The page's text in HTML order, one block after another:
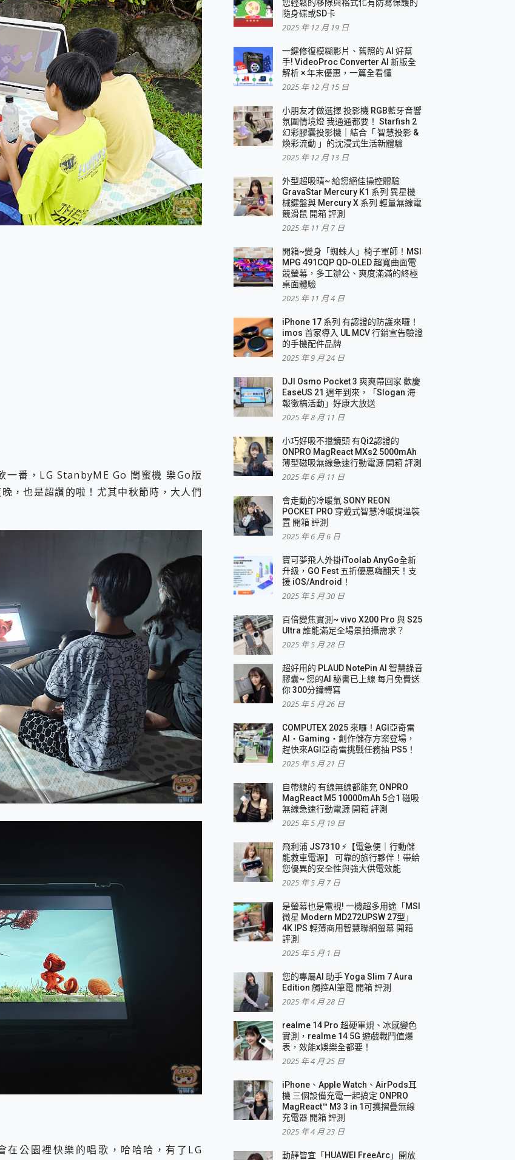
一番，LG StanbyME Go 閨蜜機 樂Go版
，也是超讚的啦！尤其中秋節時，大人們
公園裡快樂的唱歌，哈哈哈，有了LG
您輕鬆的移除與格式化有防寫保護的
隨身碟或SD卡
2025 年 12 月 19 日
一鍵修復模糊影片、舊照的 AI 好幫
手! VideoProc Converter AI 新版全
解析 × 年末優惠，一篇全看懂
2025 年 12 月 15 日
小朋友才做選擇 投影機 RGB藍牙音響
氛圍情境燈 我通通都要！ Starfish 2
幻彩膠囊投影機｜結合「 智慧投影 &
煥彩流動 」的沈浸式生活新體驗
2025 年 12 月 13 日
外型超吸晴~ 給您絕佳操控體驗
GravaStar Mercury K1 系列 異星機
械鍵盤與 Mercury X 系列 輕量無線電
競滑鼠 開箱 評測
2025 年 11 月 7 日
開箱~變身「蜘蛛人」椅子軍師！MSI
MPG 491CQP QD-OLED 超寬曲面電
競螢幕，多工辦公、爽度滿滿的終極
桌面體驗
2025 年 11 月 4 日
iPhone 17 系列 有認證的防護來囉！
imos 首家導入 UL MCV 行銷宣告驗證
的手機配件品牌
2025 年 9 月 24 日
DJI Osmo Pocket 3 爽爽帶回家 歡慶
EaseUS 21 週年到來，「Slogan 海
報徵稿活動」好康大放送
2025 年 8 月 11 日
小巧好吸不擋鏡頭 有Qi2認證的
ONPRO MagReact MXs2 5000mAh
薄型磁吸無線急速行動電源 開箱 評測
2025 年 6 月 11 日
會走動的冷暖氣 SONY REON
POCKET PRO 穿戴式智慧冷暖調溫裝
置 開箱 評測
2025 年 6 月 6 日
寶可夢飛人外掛iToolab AnyGo全新
升級，GO Fest 五折優惠嗨翻天！支
援 iOS/Android！
2025 年 5 月 30 日
百倍變焦實測~ vivo X200 Pro 與 S25
Ultra 誰能滿足全場景拍攝需求？
2025 年 5 月 28 日
超好用的 PLAUD NotePin AI 智慧錄音
膠囊~ 您的AI 秘書已上線 每月免費送
你 300分鐘轉寫
2025 年 5 月 26 日
COMPUTEX 2025 來囉！AGI亞奇雷
AI・Gaming・創作儲存方案登場，
趕快來AGI亞奇雷挑戰任務抽 PS5！
2025 年 5 月 21 日
自帶線的 有線無線都能充 ONPRO
MagReact M5 10000mAh 5合1 磁吸
無線急速行動電源 開箱 評測
2025 年 5 月 19 日
飛利浦 JS7310 ⚡【電急便｜行動儲
能救車電源】 可靠的旅行夥伴！帶給
您優異的安全性與強大供電效能
2025 年 5 月 7 日
是螢幕也是電視! 一機超多用途「MSI
微星 Modern MD272UPSW 27型」
4K IPS 輕薄商用智慧聯網螢幕 開箱
評測
2025 年 5 月 1 日
您的專屬AI 助手 Yoga Slim 7 Aura
Edition 觸控AI筆電 開箱 評測
2025 年 4 月 28 日
realme 14 Pro 超硬軍規、冰感變色
實測，realme 14 5G 遊戲戰鬥值爆
表，效能x娛樂全都要！
2025 年 4 月 25 日
iPhone、Apple Watch、AirPods耳
機 三個設備充電一起搞定 ONPRO
MagReact™ M3 3 in 1可攜摺疊無線
充電器 開箱 評測
2025 年 4 月 23 日
動靜皆宜「HUAWEI FreeArc」開放